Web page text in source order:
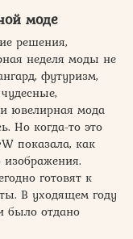
моде
решения,
неделя моды не
футуризм,
ювелирная мода
Но когда-то это
показала, как
готовят к
В уходящем году
было отдано